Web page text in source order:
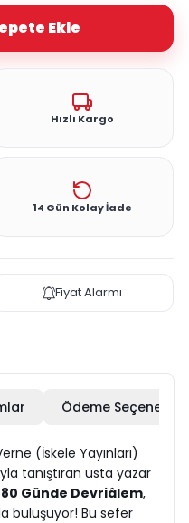
Ekle
Hızlı Kargo
14 Gün Kolay İade
Fiyat Alarmı
Ödeme Seçenekleri
(İskele Yayınları)
tanıştıran usta yazar
80 Günde Devriâlem,
buluşuyor! Bu sefer